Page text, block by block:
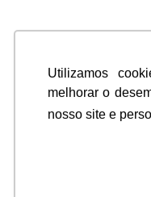
Utilizamos
melhorar o
nosso site e